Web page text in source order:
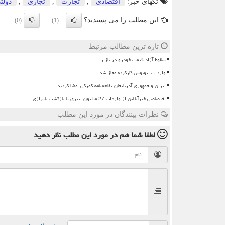
این مطلب را می پسندید؟ (1)
(0)
تازه ترین مطالب مرتبط
سقوط آزاد قیمت خودرو در بازار
واردات اتوبوس کارکرده مجاز شد
ایران و جمهوری آذربایجان تفاهمنامه گمرکی امضا کردند
اختصاصی خبرآنلاین از واردات 27 میلیون لیتری تا بازگشت ناترازی
نظرات بینندگان در مورد این مطلب
لطفا شما همدر مورد این مطلبنظر دهید